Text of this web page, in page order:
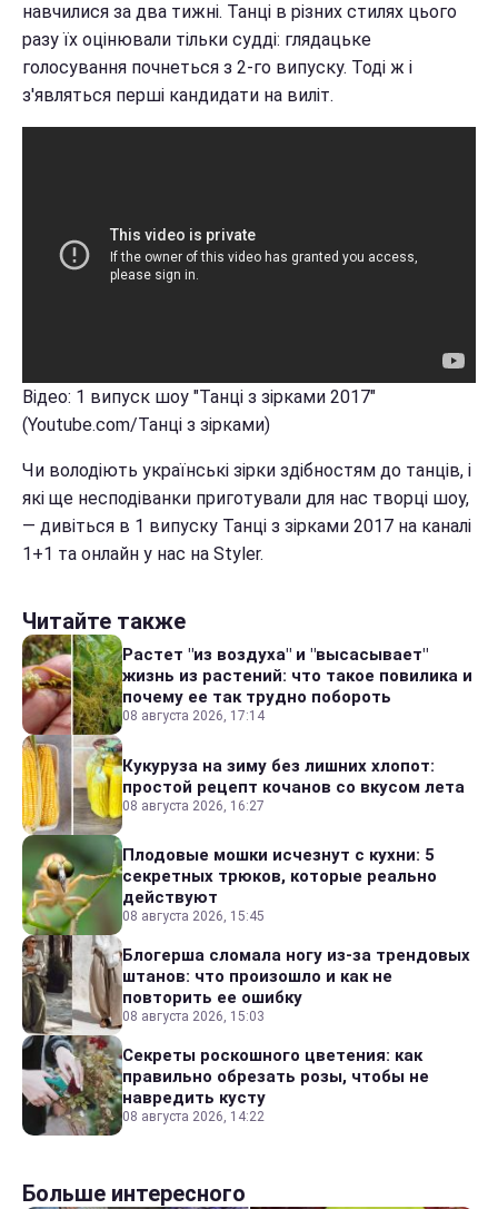
навчилися за два тижні. Танці в різних стилях цього
разу їх оцінювали тільки судді: глядацьке
голосування почнеться з 2-го випуску. Тоді ж і
з'являться перші кандидати на виліт.
Відео: 1 випуск шоу "Танці з зірками 2017"
(Youtube.com/Танці з зірками)
Чи володіють українські зірки здібностям до танців, і
які ще несподіванки приготували для нас творці шоу,
― дивіться в 1 випуску Танці з зірками 2017 на каналі
1+1 та онлайн у нас на Styler.
Читайте также
Растет "из воздуха" и "высасывает"
жизнь из растений: что такое повилика и
почему ее так трудно побороть
08 августа 2026, 17:14
Кукуруза на зиму без лишних хлопот:
простой рецепт кочанов со вкусом лета
08 августа 2026, 16:27
Плодовые мошки исчезнут с кухни: 5
секретных трюков, которые реально
действуют
08 августа 2026, 15:45
Блогерша сломала ногу из-за трендовых
штанов: что произошло и как не
повторить ее ошибку
08 августа 2026, 15:03
Секреты роскошного цветения: как
правильно обрезать розы, чтобы не
навредить кусту
08 августа 2026, 14:22
Больше интересного